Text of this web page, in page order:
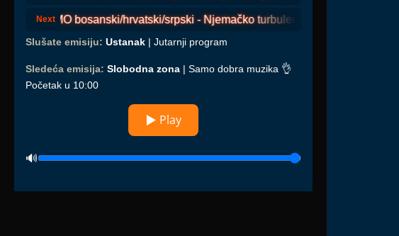
Next
COSMO bosanski/hrvatski/srpski - Njemačko turbulentno političko ljeto
Slušate emisiju: Ustanak | Jutarnji program
Sledeća emisija: Slobodna zona | Samo dobra muzika 👌
Početak u 10:00
▶ Play